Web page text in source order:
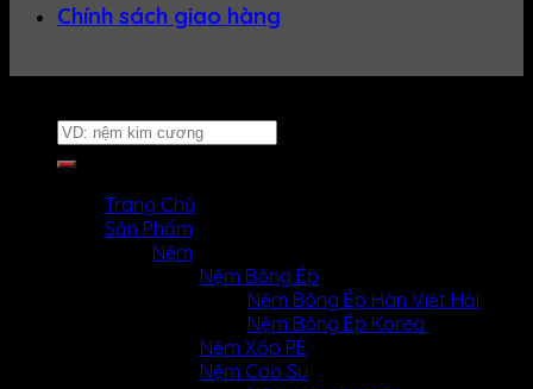
Chính sách giao hàng
Tìm
kiếm:
Trang Chủ
Sản Phẩm
Nệm
Nệm Bông Ép
Nệm Bông Ép Hàn Việt Hải
Nệm Bông Ép Korea
Nệm Xốp PE
Nệm Cao Su